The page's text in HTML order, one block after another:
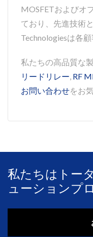
MOSFETおよびオ
ており、先進技術
Technologiesは各
私たちの高品質な
リードリレー, RF
お問い合わせをお
私たちはトー
ューションプ